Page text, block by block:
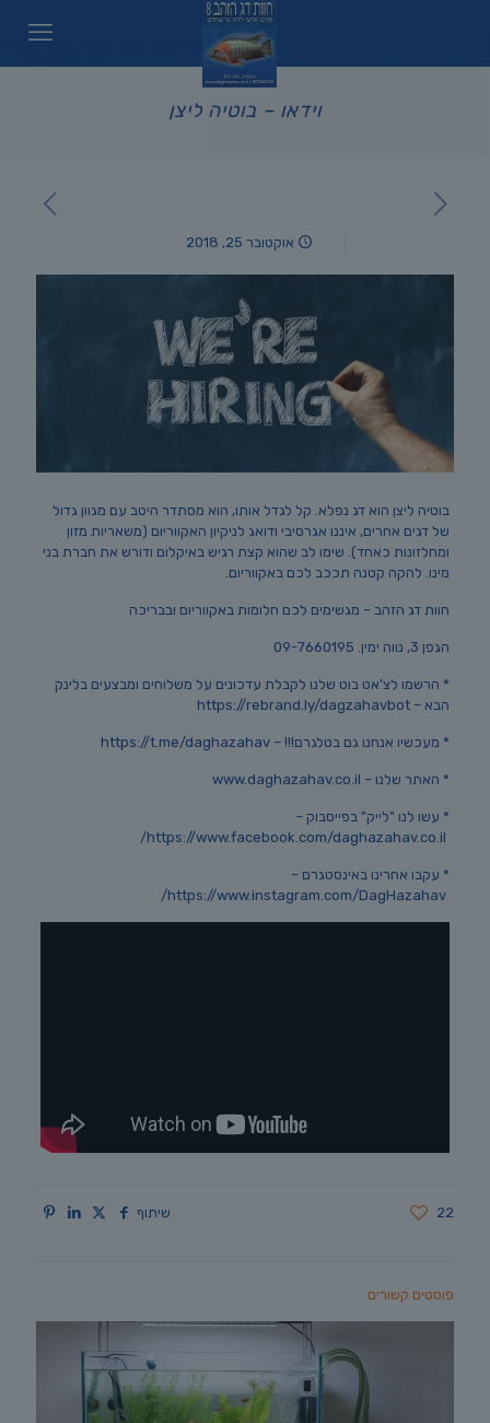
וידאו – בוטיה ליצן
אוקטובר 25, 2018
בוטיה ליצן הוא דג נפלא. קל לגדל אותו, הוא מסתדר היטב עם מגוון גדול
של דגים אחרים, איננו אגרסיבי ודואג לניקיון האקווריום (משאריות מזון
ומחלזונות כאחד). שימו לב שהוא קצת רגיש באיקלום ודורש את חברת בני
מינו. להקה קטנה תככב לכם באקווריום.
חוות דג הזהב – מגשימים לכם חלומות באקווריום ובבריכה
הגפן 3, נווה ימין. 09-7660195
* הרשמו לצ'אט בוט שלנו לקבלת עדכונים על משלוחים ומבצעים בלינק
הבא – https://rebrand.ly/dagzahavbot
* מעכשיו אנחנו גם בטלגרם!!! – https://t.me/daghazahav
* האתר שלנו – www.daghazahav.co.il
* עשו לנו "לייק" בפייסבוק –
* עקבו אחרינו באינסטגרם –
שיתוף 22
פוסטים קשורים